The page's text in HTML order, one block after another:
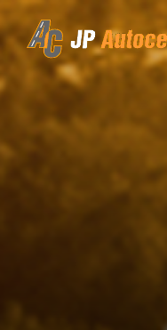
Skip to content